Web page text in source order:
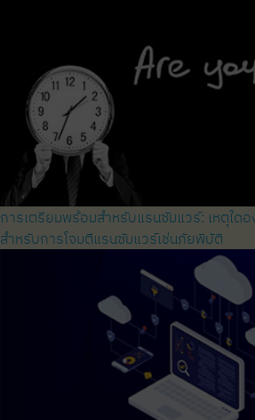
การเตรียมพร้อมสำหรับแรนซัมแวร์: เหตุใด
สำหรับการโจมตีแรนซัมแวร์เช่นภัยพิบัติ